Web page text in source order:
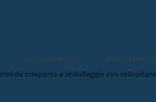
Pneumatici Moto Richiedi
da trasporto e imballaggio con